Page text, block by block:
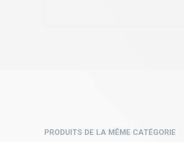
PRODUITS DE LA MÊME CATÉGORIE